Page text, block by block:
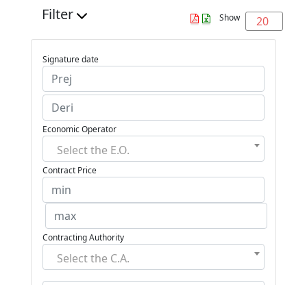
Show 20
Filter
Signature date
Economic Operator
Select the E.O.
Contract Price
Contracting Authority
Select the C.A.